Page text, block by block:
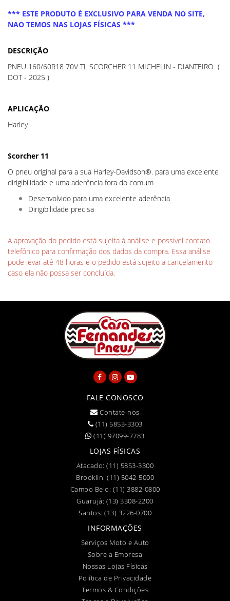
*** ESTE PRODUTO É EXCLUSIVO PARA VENDA NO SITE,
NAO TEMOS NAS LOJAS FÍSICAS ***
DESCRIÇÃO
PNEU 160/60R18 70V TL SCORCHER 11 MICHELIN - DIANTEIRO (
DOT - 2025 )
APLICAÇÃO
Harley
Scorcher 11
O pneu original para a sua Harley-Davidson®. para uma excelente
dirigibilidade e uma aderência fora do comum
Desenvolvido para uma excelente aderência
Dirigibilidade precisa
A aprovação do pedido está sujeita à análise e possível contato
telefônico para confirmação dos dados da compra. Essa análise
pode levar até 48 horas e o pedido está sujeito a cancelamento
caso ela não possa ser concluída.
FALE CONOSCO
Contate-nos
(11) 5853-3303
(11) 97099-7783
LOJAS FÍSICAS
Atacado:(11) 5853-3300
Brooklin: (11) 5042-5000
Campo Belo: (11) 3882-0800
Guarujá: (13) 3308-2200
Santos: (13) 3226-0700
INFORMAÇÕES
Serviços Moto e Auto
Sobre a Empresa
Nossas Lojas Físicas
Política de Privacidade
Termos & Condições